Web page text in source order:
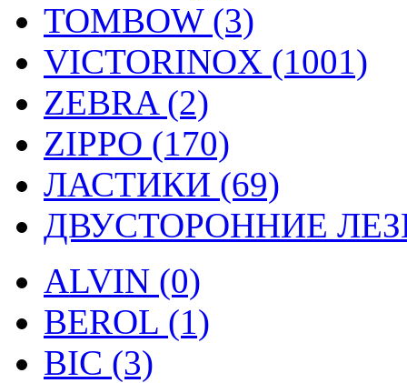
TOMBOW (3)
VICTORINOX (1001)
ZEBRA (2)
ZIPPO (170)
ЛАСТИКИ (69)
ДВУСТОРОННИЕ
ALVIN (0)
BEROL (1)
BIC (3)